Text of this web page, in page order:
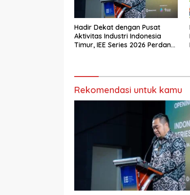
Hadir Dekat dengan Pusat
Aktivitas Industri Indonesia
Timur, IEE Series 2026 Perdana
Rekomendasi untuk kamu